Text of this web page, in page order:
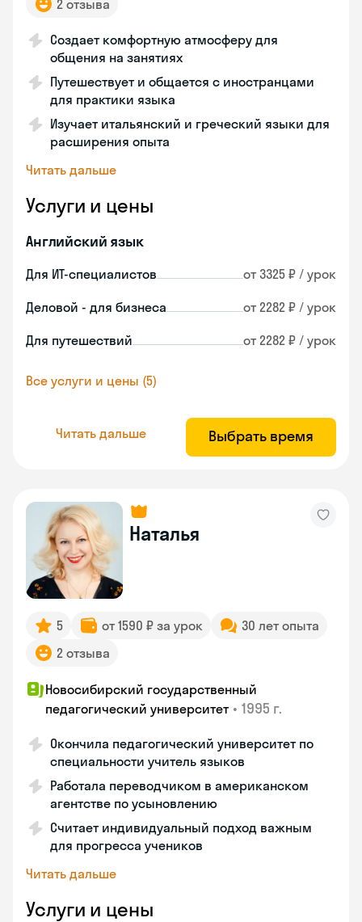
2 отзыва
Создает комфортную атмосферу для
общения на занятиях
Путешествует и общается с иностранцами
для практики языка
Изучает итальянский и греческий языки для
расширения опыта
Читать дальше
Услуги и цены
Английский язык
Для ИТ-специалистов от 3325 ₽ / урок
Деловой - для бизнеса от 2282 ₽ / урок
Для путешествий от 2282 ₽ / урок
Все услуги и цены (5)
Читать дальше Выбрать время
Наталья
5 от 1590 ₽ за урок
30 лет опыта
2 отзыва
Новосибирский государственный
педагогический университет • 1995 г.
Окончила педагогический университет по
специальности учитель языков
Работала переводчиком в американском
агентстве по усыновлению
Считает индивидуальный подход важным
для прогресса учеников
Читать дальше
Услуги и цены